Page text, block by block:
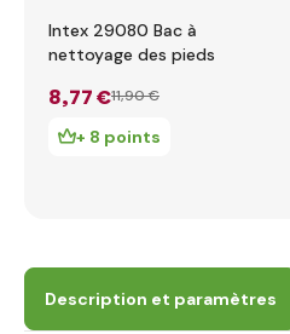
Intex 29080 Bac à
nettoyage des pieds
8,77 €11,90 €
+ 8 points
Description et paramètres